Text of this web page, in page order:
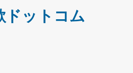
ドットコム